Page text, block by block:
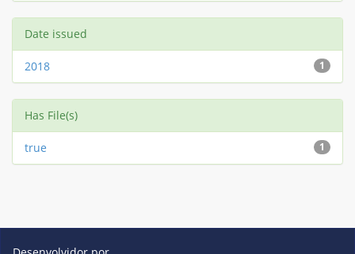
Date issued
1
2018
Has File(s)
1
true